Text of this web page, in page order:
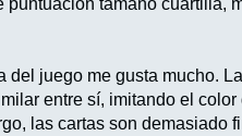
puntuación tamaño cuartilla,
del juego me gusta mucho.
entre sí, imitando el
las cartas son demasiado